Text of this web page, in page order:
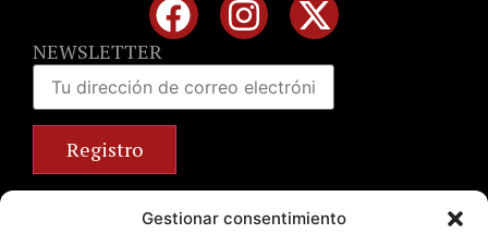
Gestionar consentimiento
NEWSLETTER
+34 963 672 314